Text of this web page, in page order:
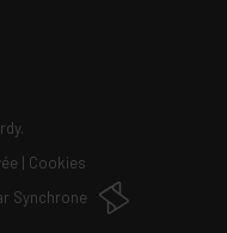
Cookies
Synchrone